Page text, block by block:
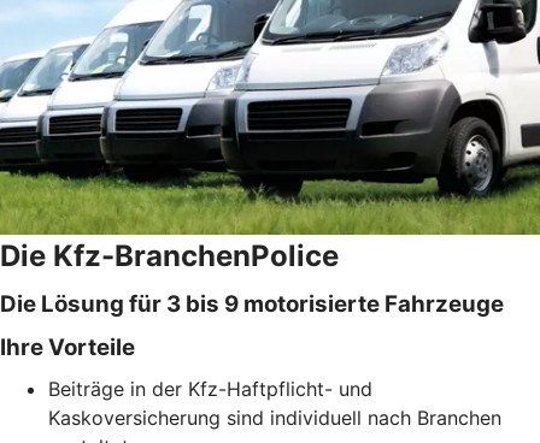
Die Kfz-BranchenPolice
Die Lösung für 3 bis 9 motorisierte Fahrzeuge
Ihre Vorteile
Beiträge in der Kfz-Haftpflicht- und
Kaskoversicherung sind individuell nach Branchen